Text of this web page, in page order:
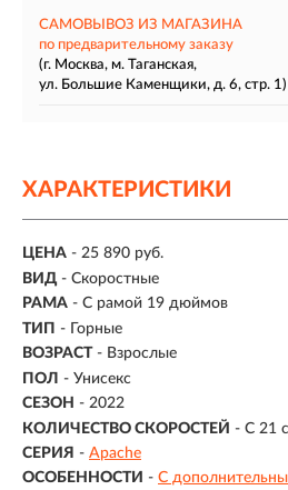
САМОВЫВОЗ ИЗ МАГАЗИНА
по предварительному заказу
(г. Москва, м. Таганская,
ул. Большие Каменщики, д. 6, стр. 1)
ХАРАКТЕРИСТИКИ
ЦЕНА - 25 890 руб.
ВИД - Скоростные
РАМА - С рамой 19 дюймов
ТИП - Горные
ВОЗРАСТ - Взрослые
ПОЛ - Унисекс
СЕЗОН - 2022
КОЛИЧЕСТВО СКОРОСТЕЙ - С 21
СЕРИЯ - Apache
ОСОБЕННОСТИ - С